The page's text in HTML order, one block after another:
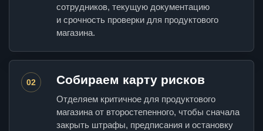
сотрудников, текущую документацию
и срочность проверки для продуктового
магазина.
02 Собираем карту рисков
Отделяем критичное для продуктового
магазина от второстепенного, чтобы сначала
закрыть штрафы, предписания и остановку